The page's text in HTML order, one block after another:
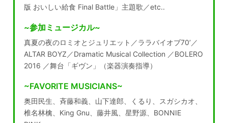
版 おいしい給食 Final Battle」主題歌／etc..
~参加ミュージカル~
真夏の夜のロミオとジュリエット／ララバイオブ70’／
ALTAR BOYZ／Dramatic Musical Collection ／BOLERO
2016 ／舞台「ギヴン」（楽器演奏指導）
~FAVORITE MUSICIANS~
奥田民生、斉藤和義、山下達郎、くるり、スガシカオ、
椎名林檎、King Gnu、藤井風、星野源、BONNIE